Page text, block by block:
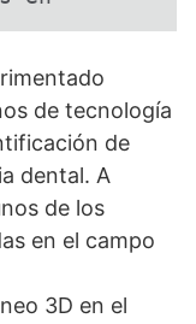
de tecnología
de
dental. A
de los
en el campo
3D en el